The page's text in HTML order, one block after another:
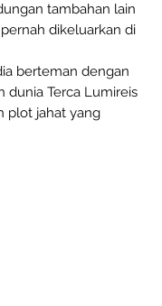
tambahan lain
dikeluarkan di
berteman dengan
dunia Terca Lumireis
plot jahat yang